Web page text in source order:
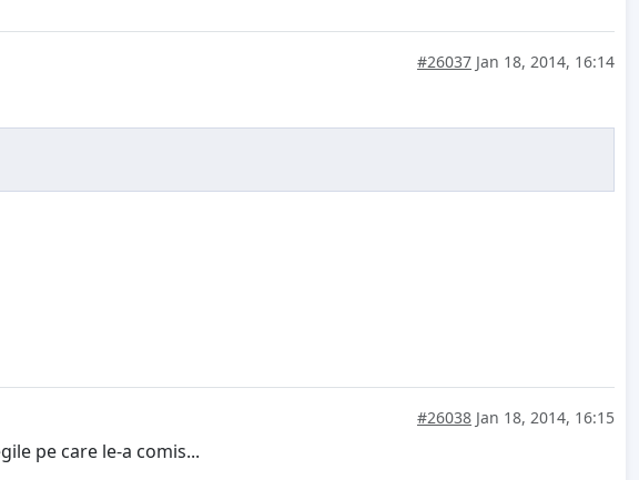
#26037 Jan 18, 2014, 16:14
#26038 Jan 18, 2014, 16:15
pe care le-a comis...